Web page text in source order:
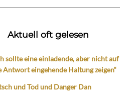
Aktuell oft gelesen
sollte eine einladende, aber nicht auf
Antwort eingehende Haltung zeigen“
und Tod und Danger Dan